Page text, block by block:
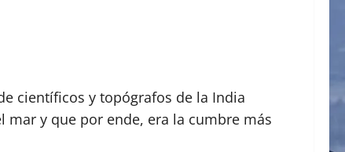
científicos y topógrafos de la India
y que por ende, era la cumbre más